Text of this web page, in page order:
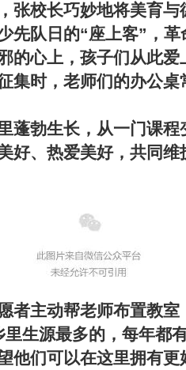
张校长巧妙地将美育与
先队日的“座上客”，
的心上，孩子们从此
集时，老师们的办公
蓬勃生长，从一门课
好、热爱美好，共同维
者主动帮老师布置教室
生源最多的，每年都
他们可以在这里拥有